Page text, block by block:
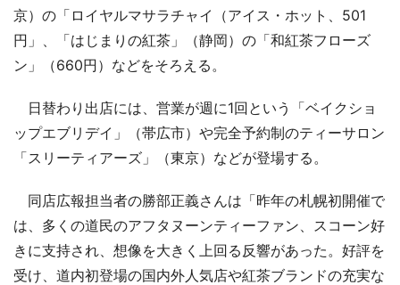
京）の「ロイヤルマサラチャイ（アイス・ホット、501
円」、「はじまりの紅茶」（静岡）の「和紅茶フローズ
ン」（660円）などをそろえる。
日替わり出店には、営業が週に1回という「ベイクショ
ップエブリデイ」（帯広市）や完全予約制のティーサロン
「スリーティアーズ」（東京）などが登場する。
同店広報担当者の勝部正義さんは「昨年の札幌初開催で
は、多くの道民のアフタヌーンティーファン、スコーン好
きに支持され、想像を大きく上回る反響があった。好評を
受け、道内初登場の国内外人気店や紅茶ブランドの充実な